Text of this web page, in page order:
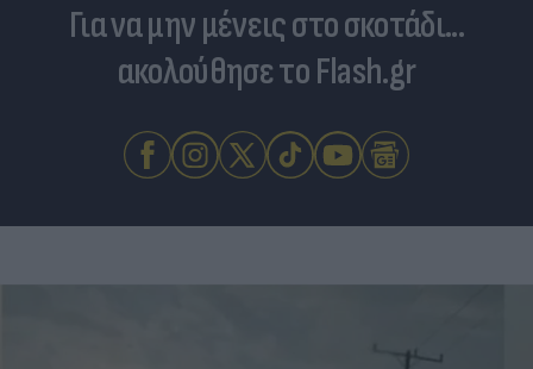
Για να μην μένεις στο σκοτάδι...
ακολούθησε το Flash.gr